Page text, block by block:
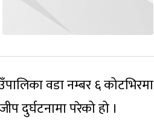
वडा नम्बर ६ कोटभिरमा
दुर्घटनामा परेको हो ।